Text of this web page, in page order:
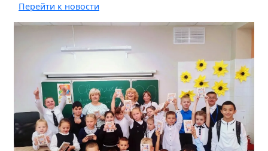
Перейти к новости